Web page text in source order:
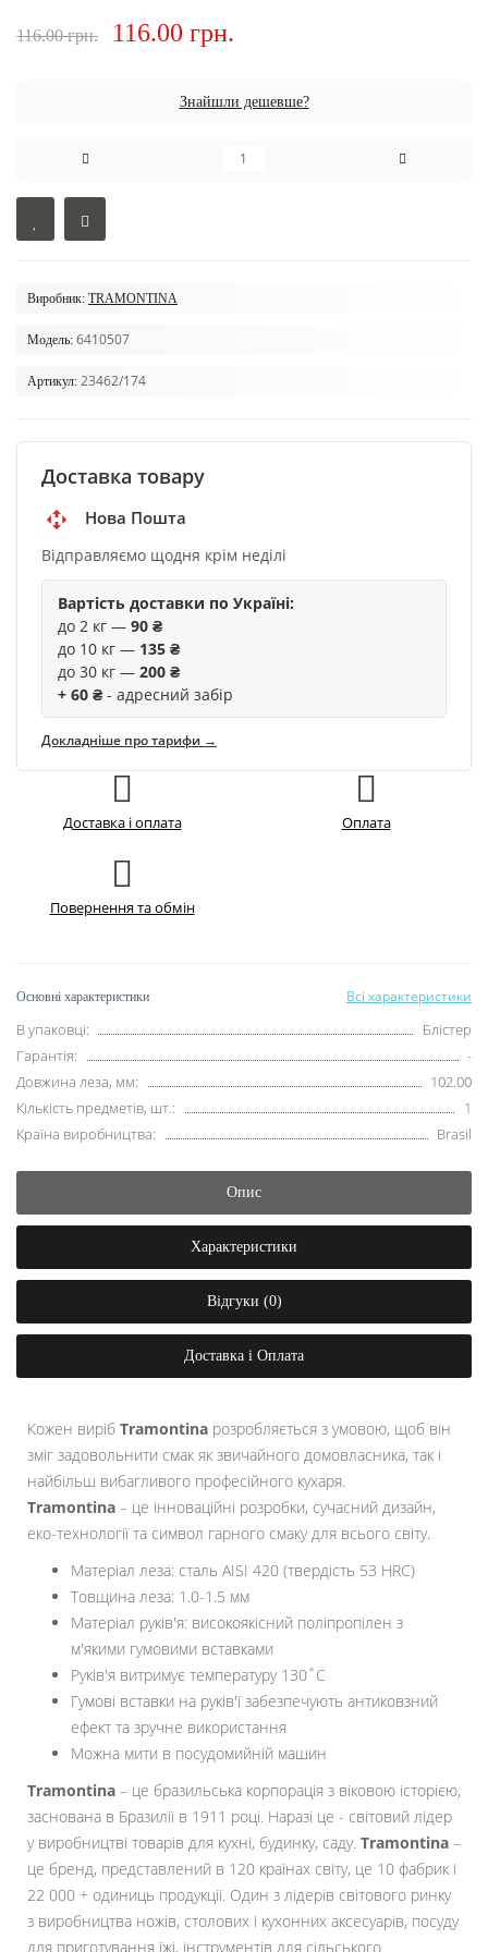
116.00 грн. 116.00 грн.
Знайшли дешевше?
Виробник: TRAMONTINA
Модель: 6410507
Артикул: 23462/174
Доставка товару
Нова Пошта
Відправляємо щодня крім неділі
Вартість доставки по Україні:
до 2 кг — 90 ₴
до 10 кг — 135 ₴
до 30 кг — 200 ₴
+ 60 ₴ - адресний забір
Докладніше про тарифи →
Доставка і оплата Оплата
Повернення та обмін
Основні характеристики Всі характеристики
В упаковці:
Блістер
Гарантія:
-
Довжина леза, мм:
102.00
Кількість предметів, шт.:
1
Країна виробництва:
Brasil
Опис
Характеристики
Відгуки (0)
Доставка і Оплата
Кожен виріб Tramontina розробляється з умовою, щоб він
зміг задовольнити смак як звичайного домовласника, так і
найбільш вибагливого професійного кухаря.
Tramontina – це інноваційні розробки, сучасний дизайн,
еко-технології та символ гарного смаку для всього світу.
Матеріал леза: сталь AISI 420 (твердість 53 HRC)
Товщина леза: 1.0-1.5 мм
Матеріал руків'я: високоякісний поліпропілен з
м'якими гумовими вставками
Руків'я витримує температуру 130˚С
Гумові вставки на руків'ї забезпечують антиковзний
ефект та зручне використання
Можна мити в посудомийній машин
Tramontina – це бразильська корпорація з віковою історією,
заснована в Бразилії в 1911 році. Наразі це - світовий лідер
у виробництві товарів для кухні, будинку, саду. Tramontina –
це бренд, представлений в 120 країнах світу, це 10 фабрик і
22 000 + одиниць продукції. Один з лідерів світового ринку
з виробництва ножів, столових і кухонних аксесуарів, посуду
для приготування їжі, інструментів для сільського